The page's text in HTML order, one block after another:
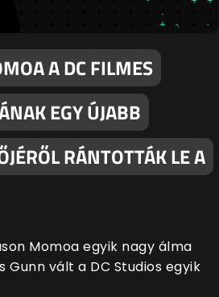
A DC FILMES
EGY ÚJABB
RÁNTOTTÁK LE A
Momoa egyik nagy álma
Gunn vált a DC Studios egyik